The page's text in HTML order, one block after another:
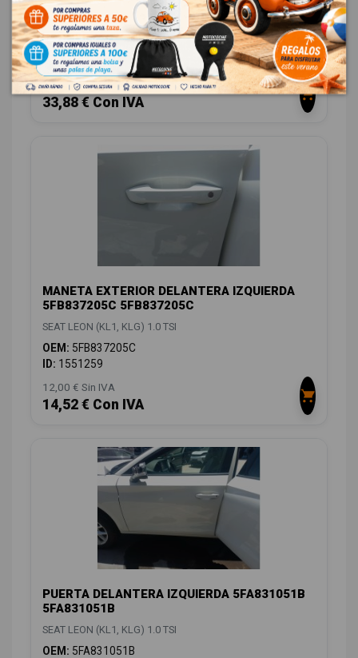
5FA839461A 5FA839461A
SEAT LEON (KL1, KLG) 1.0 TSI
OEM:5FA839461A
ID:1551216
28,00 € Sin IVA
33,88 € Con IVA
MANETA EXTERIOR DELANTERA IZQUIERDA
5FB837205C 5FB837205C
SEAT LEON (KL1, KLG) 1.0 TSI
OEM: 5FB837205C
ID: 1551259
12,00 € Sin IVA
14,52 € Con IVA
PUERTA DELANTERA IZQUIERDA 5FA831051B
5FA831051B
SEAT LEON (KL1, KLG) 1.0 TSI
OEM: 5FA831051B